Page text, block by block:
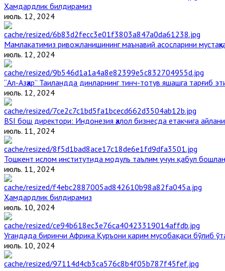
Ҳамдардлик билдирамиз
июль. 12, 2024
Мамлакатимиз ривожланишининг маънавий асосларини
июль. 12, 2024
“Ал-Азҳар” Таиландда динларнинг тинч-тотув яшашга тарғиб
июль. 12, 2024
BSI бош директори: Индонезия ҳалол бизнесда етакчига
июль. 11, 2024
Тошкент ислом институтида модуль таълим учун қабул
июль. 11, 2024
Ҳамдардлик билдирамиз
июль. 10, 2024
Угандада биринчи Aфрика Қуръони карим мусобақаси бўлиб
июль. 10, 2024